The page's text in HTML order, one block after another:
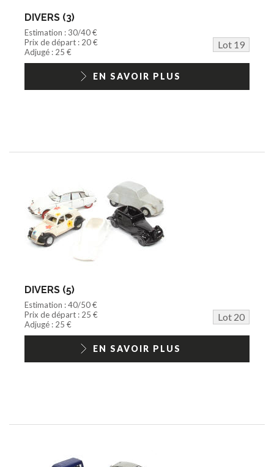
DIVERS (3)
Estimation : 30/40 €
Prix de départ : 20 €
Lot 19
Adjugé : 25 €
EN SAVOIR PLUS
DIVERS (5)
Estimation : 40/50 €
Prix de départ : 25 €
Lot 20
Adjugé : 25 €
EN SAVOIR PLUS